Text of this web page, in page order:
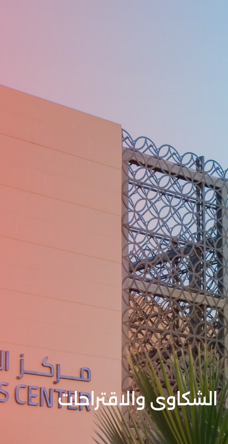
الشكاوى والاقتراحات